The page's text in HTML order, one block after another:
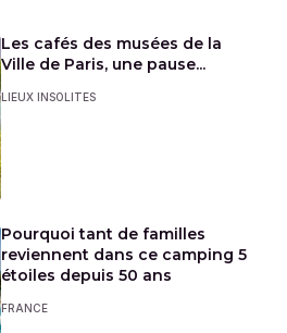
Les cafés des musées de la
Ville de Paris, une pause...
LIEUX INSOLITES
Pourquoi tant de familles
reviennent dans ce camping 5
étoiles depuis 50 ans
FRANCE